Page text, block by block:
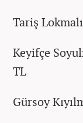
Tariş
Keyifçe
TL
Gürsoy